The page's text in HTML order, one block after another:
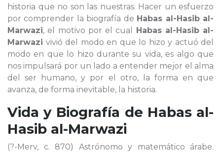
historia que no son las nuestras. Hacer un esfuerzo
por comprender la biografía de Habas al-Hasib al-
Marwazi, el motivo por el cual Habas al-Hasib al-
Marwazi vivió del modo en que lo hizo y actuó del
modo en que lo hizo durante su vida, es algo que
nos impulsará por un lado a entender mejor el alma
del ser humano, y por el otro, la forma en que
avanza, de forma inevitable, la historia.
Vida y Biografía de Habas al-
Hasib al-Marwazi
(?-Merv, c. 870) Astrónomo y matemático árabe.